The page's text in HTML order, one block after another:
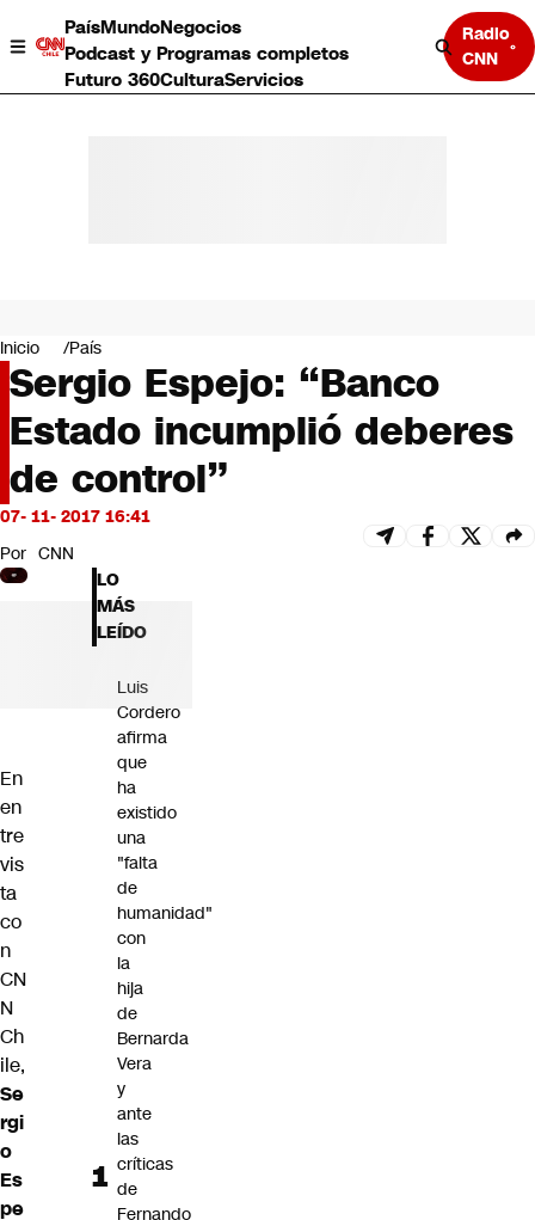
PaísMundoNegocios
Podcast y Programas completos
Futuro 360CulturaServicios
Radio
CNN
Negocios
Deportes
Programas completos
Cultura
Servicios
Bits
CNN tiempo
Futuro 360
Opinión
Inicio País
Sergio Espejo: “Banco
Estado incumplió deberes
de control”
07- 11- 2017 16:41
Por CNN
En
en
tre
vis
ta
co
n
CN
N
Ch
ile,
Se
rgi
o
Es
pe
LO
MÁS
LEÍDO
Luis
Cordero
afirma
que
ha
existido
una
"falta
de
humanidad"
con
la
hija
de
Bernarda
Vera
y
ante
las
críticas
de
Fernando